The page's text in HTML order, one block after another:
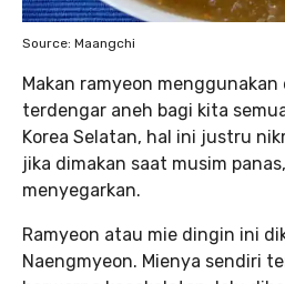
Source: Maangchi
Makan ramyeon
terdengar aneh bagi kita
Korea Selatan, hal ini justru
jika dimakan saat musim
menyegarkan.
Ramyeon atau mie dingin ini
Naengmyeon. Mienya sendiri